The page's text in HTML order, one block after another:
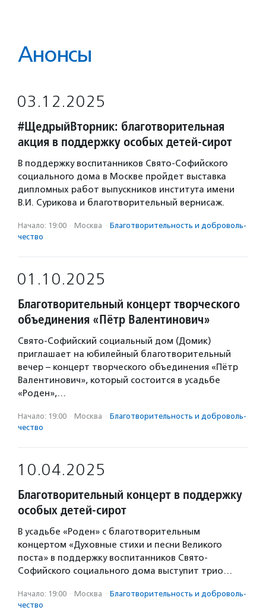
Анонсы
03.12.2025
#ЩедрыйВторник: благотворительная
акция в поддержку особых детей-сирот
В поддержку воспитанников Свято-Софийского
социального дома в Москве пройдет выставка
дипломных работ выпускников института имени
В.И. Сурикова и благотворительный вернисаж.
Начало: 19:00 · Москва · Благотвори­тель­ность и доброволь­
чест­во
01.10.2025
Благотворительный концерт творческого
объединения «Пётр Валентинович»
Свято-Софийский социальный дом (Домик)
приглашает на юбилейный благотворительный
вечер – концерт творческого объединения «Пётр
Валентинович», который состоится в усадьбе
«Роден»,…
Начало: 19:00 · Москва · Благотвори­тель­ность и доброволь­
чест­во
10.04.2025
Благотворительный концерт в поддержку
особых детей-сирот
В усадьбе «Роден» с благотворительным
концертом «Духовные стихи и песни Великого
поста» в поддержку воспитанников Свято-
Софийского социального дома выступит трио…
Начало: 19:00 · Москва · Благотвори­тель­ность и доброволь­
чест­во